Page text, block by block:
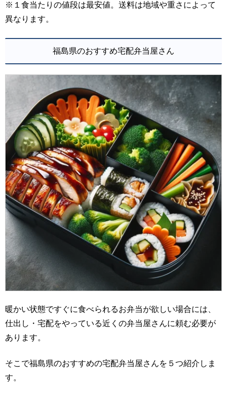
※１食当たりの値段は最安値。送料は地域や重さによって
異なります。
福島県のおすすめ宅配弁当屋さん
暖かい状態ですぐに食べられるお弁当が欲しい場合には、
仕出し・宅配をやっている近くの弁当屋さんに頼む必要が
あります。
そこで福島県のおすすめの宅配弁当屋さんを５つ紹介しま
す。